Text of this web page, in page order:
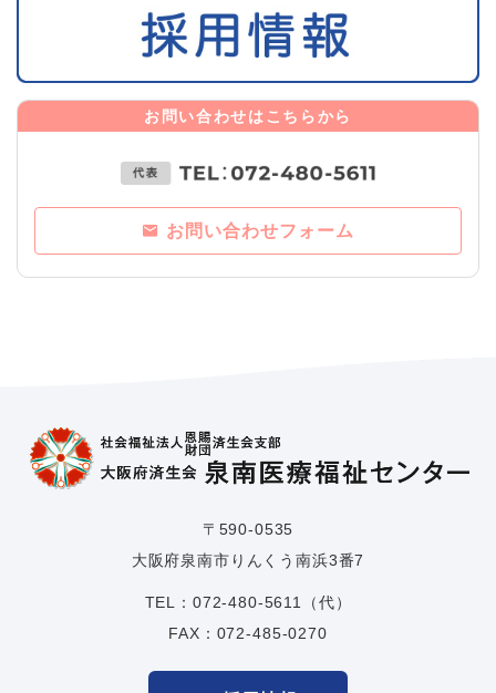
お問い合わせはこちらから
お問い合わせフォーム
〒590-0535
大阪府泉南市りんくう南浜3番7
TEL： 072-480-5611
（代）
FAX：072-485-0270